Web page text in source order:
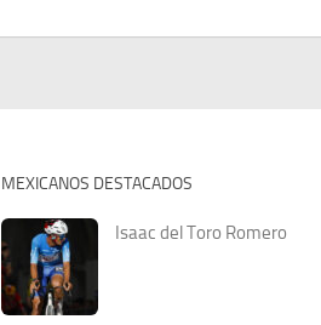
MEXICANOS DESTACADOS
Isaac del Toro Romero